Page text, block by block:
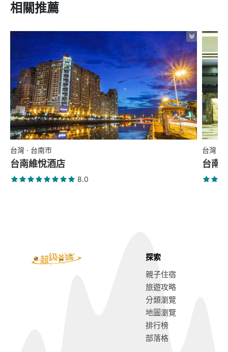
相關推薦
台灣 · 台南市
台南維悅酒店
8.0
台灣 ·
台南
探索
親子住宿
旅遊攻略
分類瀏覽
地圖瀏覽
排行榜
部落格